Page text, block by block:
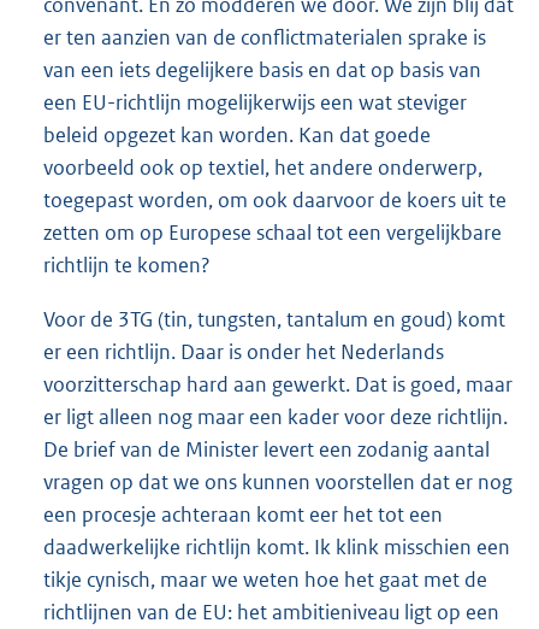
er ten aanzien van de conflictmaterialen sprake is
van een iets degelijkere basis en dat op basis van
een EU-richtlijn mogelijkerwijs een wat steviger
beleid opgezet kan worden. Kan dat goede
voorbeeld ook op textiel, het andere onderwerp,
toegepast worden, om ook daarvoor de koers uit te
zetten om op Europese schaal tot een vergelijkbare
richtlijn te komen?
Voor de 3TG (tin, tungsten, tantalum en goud) komt
er een richtlijn. Daar is onder het Nederlands
voorzitterschap hard aan gewerkt. Dat is goed, maar
er ligt alleen nog maar een kader voor deze richtlijn.
De brief van de Minister levert een zodanig aantal
vragen op dat we ons kunnen voorstellen dat er nog
een procesje achteraan komt eer het tot een
daadwerkelijke richtlijn komt. Ik klink misschien een
tikje cynisch, maar we weten hoe het gaat met de
richtlijnen van de EU: het ambitieniveau ligt op een